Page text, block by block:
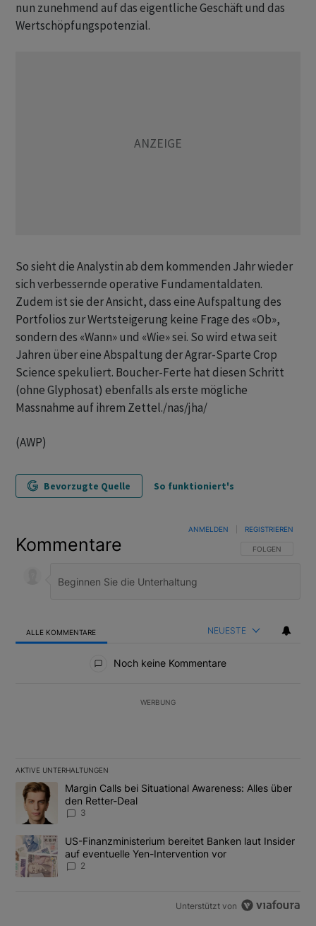
nun zunehmend auf das eigentliche Geschäft und das
Wertschöpfungspotenzial.
So sieht die Analystin ab dem kommenden Jahr wieder
sich verbessernde operative Fundamentaldaten.
Zudem ist sie der Ansicht, dass eine Aufspaltung des
Portfolios zur Wertsteigerung keine Frage des «Ob»,
sondern des «Wann» und «Wie» sei. So wird etwa seit
Jahren über eine Abspaltung der Agrar-Sparte Crop
Science spekuliert. Boucher-Ferte hat diesen Schritt
(ohne Glyphosat) ebenfalls als erste mögliche
Massnahme auf ihrem Zettel./nas/jha/
(AWP)
Bevorzugte Quelle So funktioniert's
Kommentare FOLGE DIESER
FOLGEN
ANMELDEN REGISTRIEREN
ALLE KOMMENTARE NEUESTE
Noch keine Kommentare
WERBUNG
AKTIVE UNTERHALTUNGEN
Das Folgende ist eine Liste der am meisten kommentierten
Ein Trendartikel mit dem Titel "Margin Calls bei Situational
Margin Calls bei Situational Awareness: Alles über
den Retter-Deal
3
Ein Trendartikel mit dem Titel "US-Finanzministerium bereitet
US-Finanzministerium bereitet Banken laut Insider
auf eventuelle Yen-Intervention vor
2
Unterstützt von